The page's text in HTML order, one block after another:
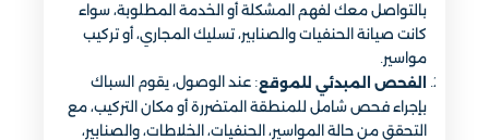
بالتواصل معك لفهم المشكلة أو الخدمة المطلوبة، سواء
كانت صيانة الحنفيات والصنابير، تسليك المجاري، أو تركيب
مواسير.
الفحص المبدئي للموقع: عند الوصول، يقوم السباك
بإجراء فحص شامل للمنطقة المتضررة أو مكان التركيب، مع
التحقق من حالة المواسير، الحنفيات، الخلاطات، والصنابير،